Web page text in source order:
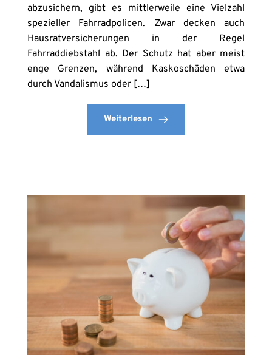
abzusichern, gibt es mittlerweile eine Vielzahl
spezieller Fahrradpolicen. Zwar decken auch
Hausratversicherungen in der Regel
Fahrraddiebstahl ab. Der Schutz hat aber meist
enge Grenzen, während Kaskoschäden etwa
durch Vandalismus oder […]
Weiterlesen